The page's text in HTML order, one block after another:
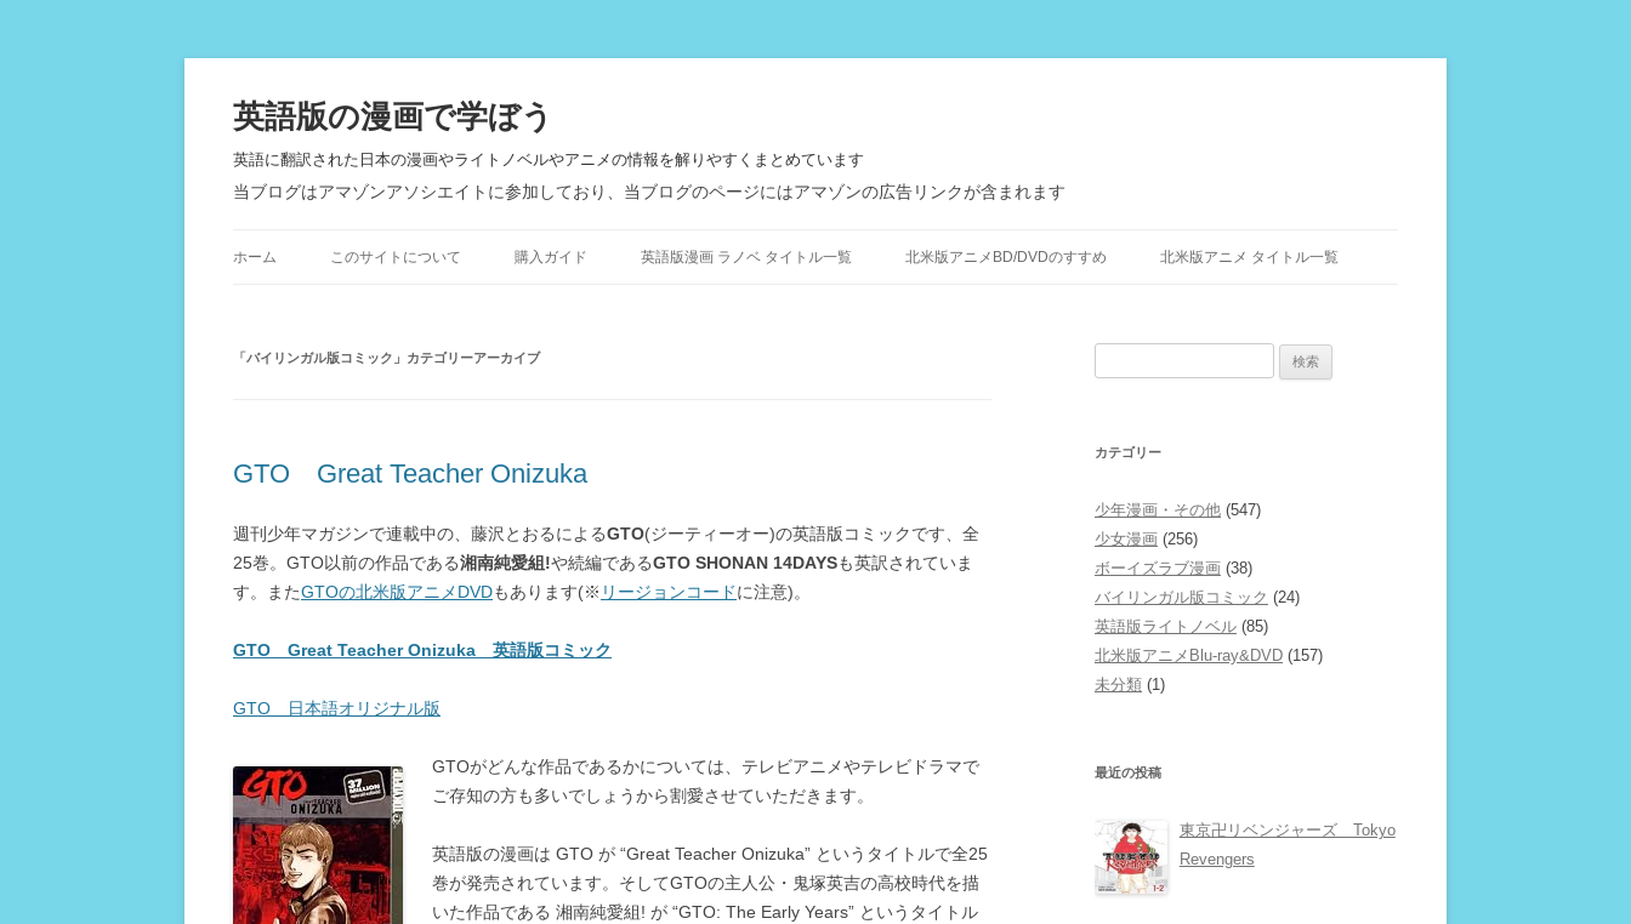
英語版の漫画で学ぼう
英語に翻訳された日本の漫画やライトノベルやアニメの情報を解りやすくまとめています
当ブログはアマゾンアソシエイトに参加しており、当ブログのページにはアマゾンの広告リンクが含まれます
ン
ホーム このサイトについて 購入ガイド 英語版漫画 ラノベ タイトル一覧 北米版アニメBD/DVDのすすめ 北米版アニメ タイトル一覧
「バイリンガル版コミック 」カテゴリーアーカイブ
GTO Great Teacher Onizuka
週刊少年マガジンで連載中の、藤沢とおるによるGTO(ジーティーオー)の英語版コミックです、全
25巻。GTO以前の作品である湘南純愛組!や続編であるGTO SHONAN 14DAYSも英訳されていま
す。またGTOの北米版アニメDVDもあります(※ リージョンコードに注意)。
GTO Great Teacher Onizuka 英語版コミック
GTO 日本語オリジナル版
GTOがどんな作品であるかについては、テレビアニメやテレビドラマで
ご存知の方も多いでしょうから割愛させていただきます。
英語版の漫画は GTO が “Great Teacher Onizuka” というタイトルで全25
巻が発売されています。そしてGTOの主人公・鬼塚英吉の高校時代を描
いた作品である 湘南純愛組! が “GTO: The Early Years” というタイトル
カテゴリー
少年漫画・その他 (547)
少女漫画 (256)
ボーイズラブ漫画 (38)
バイリンガル版コミック (24)
英語版ライトノベル (85)
北米版アニメBlu-ray&DVD (157)
未分類 (1)
最近の投稿
東京卍リベンジャーズ Tokyo
Revengers